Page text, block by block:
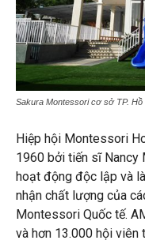
Sakura Montessori cơ sở TP. Hồ
Hiệp hội Montessori
1960 bởi tiến sĩ Nancy
hoạt động độc lập và
nhận chất lượng của
Montessori Quốc tế.
và hơn 13.000 hội viên